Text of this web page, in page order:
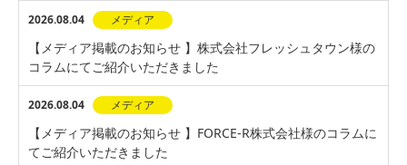
2026.08.04 メディア
【メディア掲載のお知らせ 】株式会社フレッシュタウン様の
コラムにてご紹介いただきました
2026.08.04 メディア
【メディア掲載のお知らせ 】FORCE-R株式会社様のコラムに
てご紹介いただきました